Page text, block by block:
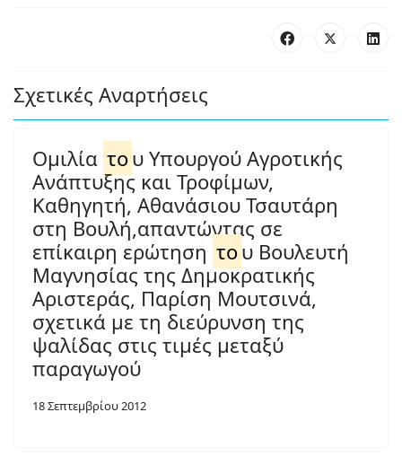
Σχετικές Αναρτήσεις
Ομιλία το υ Υπουργού Αγροτικής
Ανάπτυξης και Τροφίμων,
Καθηγητή, Αθανάσιου Τσαυτάρη
στη Βουλή,απαντώντας σε
επίκαιρη ερώτηση το υ Βουλευτή
Μαγνησίας της Δημοκρατικής
Αριστεράς, Παρίση Μουτσινά,
σχετικά με τη διεύρυνση της
ψαλίδας στις τιμές μεταξύ
παραγωγού
18 Σεπτεμβρίου 2012